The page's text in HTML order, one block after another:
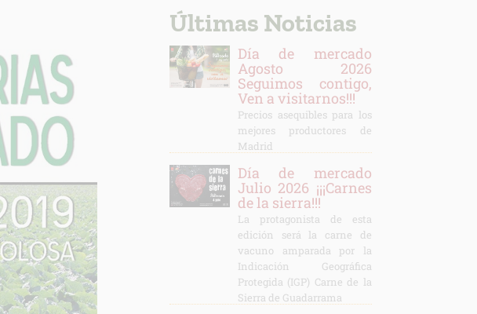
Últimas Noticias
Día de mercado
Agosto 2026
Seguimos contigo,
Ven a visitarnos!!!
Precios asequibles para los
mejores productores de
Madrid
Día de mercado
Julio 2026 ¡¡¡Carnes
de la sierra!!!
La protagonista de esta
edición será la carne de
vacuno amparada por la
Indicación Geográfica
Protegida (IGP) Carne de la
Sierra de Guadarrama